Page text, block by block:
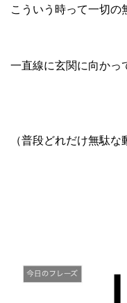
こういう時って一切の
一直線に玄関に向かっ
（普段どれだけ無駄